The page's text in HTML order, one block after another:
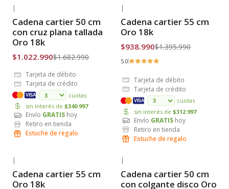
Envío Gratis
|
Cadena cartier 50 cm
con cruz plana tallada
Oro 18k
$1.022.990$1.682.990
Tarjeta de débito
Tarjeta de crédito
VISA
cuotas
sin interés de $340.997
Envío GRATIS hoy
Retiro en tienda
Estuche de regalo
Envío Gratis
|
Cadena cartier 55 cm
Oro 18k
$938.990$1.395.990
5.0
Tarjeta de débito
Tarjeta de crédito
VISA
cuotas
sin interés de $312.997
Envío GRATIS hoy
Retiro en tienda
Estuche de regalo
Envío Gratis
|
Cadena cartier 55 cm
Oro 18k
Envío Gratis
|
Cadena cartier 50 cm
con colgante disco Oro